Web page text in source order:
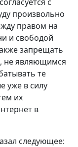
произвольно
правом на
и свободой
запрещать
не являющимся
те
уже в силу
их
в
следующее: